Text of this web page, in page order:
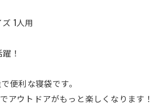
1人用
！
便利な寝袋です。
アウトドアがもっと楽しくなります！